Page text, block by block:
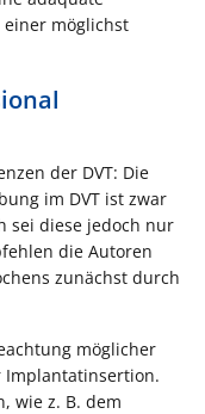
möglichst
der DVT: Die
im DVT ist zwar
sei diese jedoch nur
die Autoren
zunächst durch
möglicher
Implantatinsertion.
wie z. B. dem